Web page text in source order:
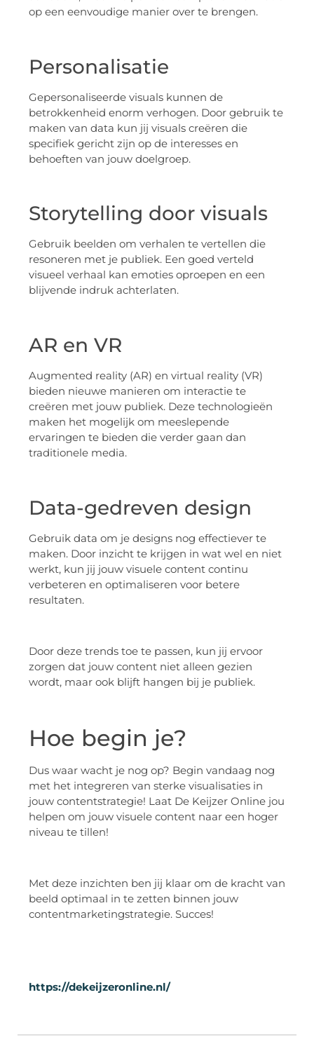
op een eenvoudige manier over te brengen.
Personalisatie
Gepersonaliseerde visuals kunnen de
betrokkenheid enorm verhogen. Door gebruik te
maken van data kun jij visuals creëren die
specifiek gericht zijn op de interesses en
behoeften van jouw doelgroep.
Storytelling door visuals
Gebruik beelden om verhalen te vertellen die
resoneren met je publiek. Een goed verteld
visueel verhaal kan emoties oproepen en een
blijvende indruk achterlaten.
AR en VR
Augmented reality (AR) en virtual reality (VR)
bieden nieuwe manieren om interactie te
creëren met jouw publiek. Deze technologieën
maken het mogelijk om meeslepende
ervaringen te bieden die verder gaan dan
traditionele media.
Data-gedreven design
Gebruik data om je designs nog effectiever te
maken. Door inzicht te krijgen in wat wel en niet
werkt, kun jij jouw visuele content continu
verbeteren en optimaliseren voor betere
resultaten.
Door deze trends toe te passen, kun jij ervoor
zorgen dat jouw content niet alleen gezien
wordt, maar ook blijft hangen bij je publiek.
Hoe begin je?
Dus waar wacht je nog op? Begin vandaag nog
met het integreren van sterke visualisaties in
jouw contentstrategie! Laat De Keijzer Online jou
helpen om jouw visuele content naar een hoger
niveau te tillen!
Met deze inzichten ben jij klaar om de kracht van
beeld optimaal in te zetten binnen jouw
contentmarketingstrategie. Succes!
https://dekeijzeronline.nl/